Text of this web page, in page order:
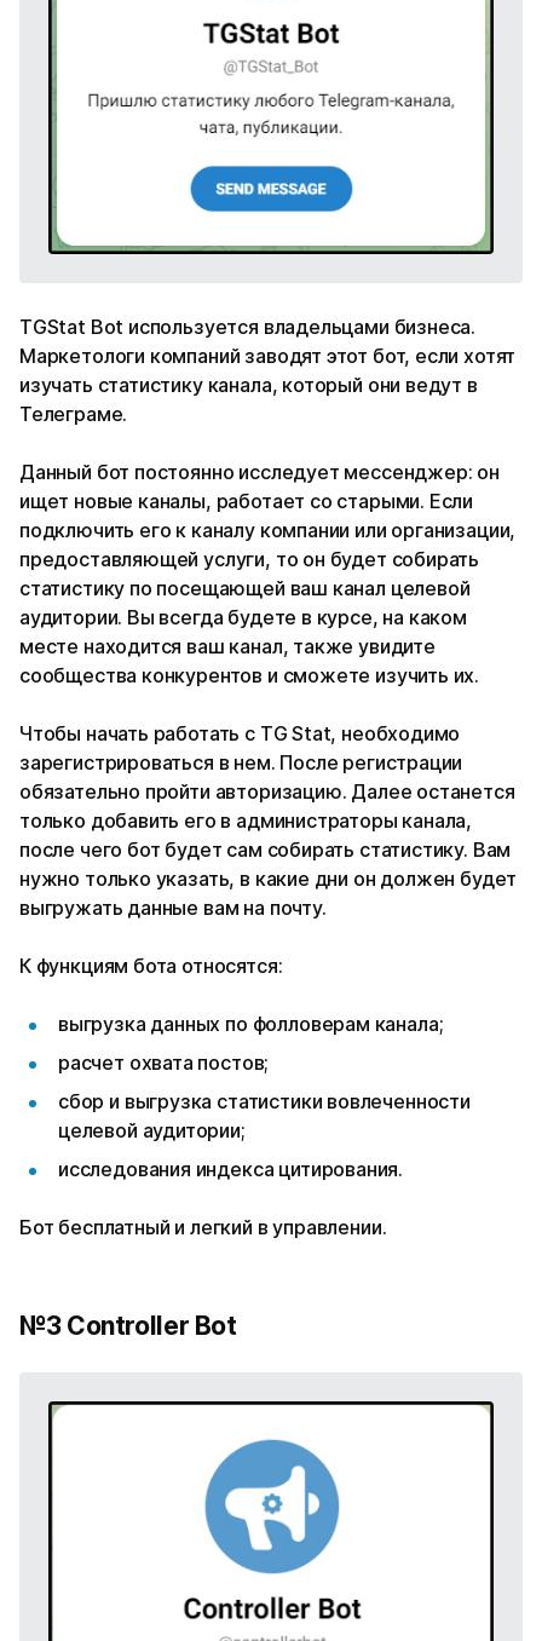
TGStat Bot используется владельцами бизнеса.
Маркетологи компаний заводят этот бот, если хотят
изучать статистику канала, который они ведут в
Телеграме.
Данный бот постоянно исследует мессенджер: он
ищет новые каналы, работает со старыми. Если
подключить его к каналу компании или организации,
предоставляющей услуги, то он будет собирать
статистику по посещающей ваш канал целевой
аудитории. Вы всегда будете в курсе, на каком
месте находится ваш канал, также увидите
сообщества конкурентов и сможете изучить их.
Чтобы начать работать с TG Stat, необходимо
зарегистрироваться в нем. После регистрации
обязательно пройти авторизацию. Далее останется
только добавить его в администраторы канала,
после чего бот будет сам собирать статистику. Вам
нужно только указать, в какие дни он должен будет
выгружать данные вам на почту.
К функциям бота относятся:
выгрузка данных по фолловерам канала;
расчет охвата постов;
сбор и выгрузка статистики вовлеченности
целевой аудитории;
исследования индекса цитирования.
Бот бесплатный и легкий в управлении.
№3 Controller Bot